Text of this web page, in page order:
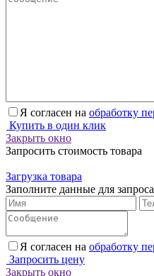
Я согласен на обработку
Купить в один клик
Закрыть окно
Запросить стоимость товара
Загрузка товара
Заполните данные для
Я согласен на обработку
Запросить цену
Закрыть окно